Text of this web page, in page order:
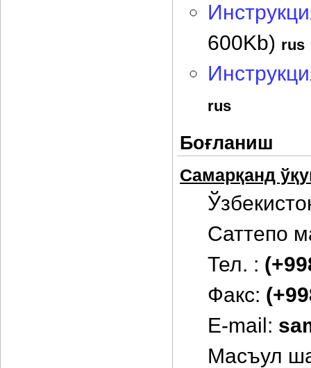
600Kb) rus
rus
Боғланиш
Самарқанд
Саттепо
Тел. :
Факс:
E-mail:
Масъул